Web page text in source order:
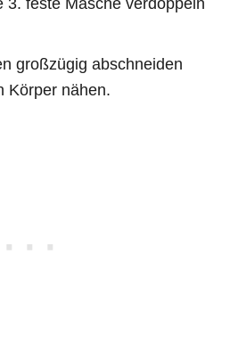
großzügig abschneiden
Körper nähen.